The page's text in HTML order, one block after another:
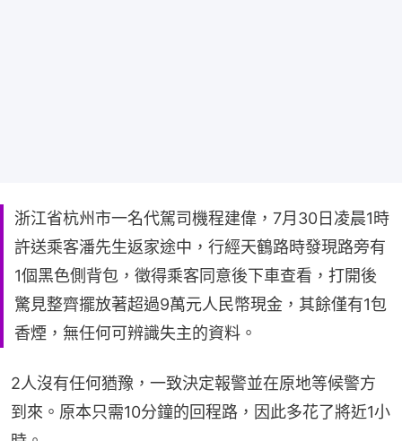
浙江省杭州市一名代駕司機程建偉，7月30日凌晨1時
許送乘客潘先生返家途中，行經天鶴路時發現路旁有
1個黑色側背包，徵得乘客同意後下車查看，打開後
驚見整齊擺放著超過9萬元人民幣現金，其餘僅有1包
香煙，無任何可辨識失主的資料。
2人沒有任何猶豫，一致決定報警並在原地等候警方
到來。原本只需10分鐘的回程路，因此多花了將近1小